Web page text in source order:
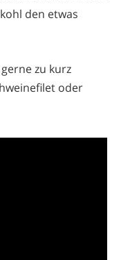
den etwas
zu kurz
oder